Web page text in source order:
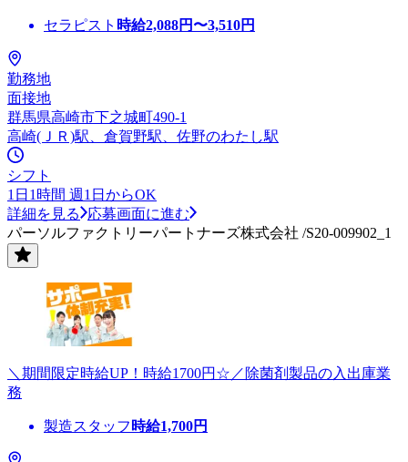
セラピスト 時給2,088円〜3,510円
勤務地
面接地
群馬県高崎市下之城町490-1
高崎(ＪＲ)駅、倉賀野駅、佐野のわたし駅
シフト
1日1時間 週1日からOK
詳細を見る
応募画面に進む
パーソルファクトリーパートナーズ株式会社 /S20-009902_1
＼期間限定時給UP！時給1700円☆／除菌剤製品の入出庫業
務
製造スタッフ 時給1,700円